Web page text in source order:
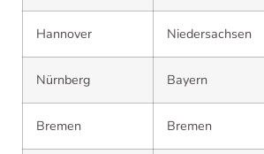
Hannover Niedersachsen
Nürnberg Bayern
Bremen Bremen